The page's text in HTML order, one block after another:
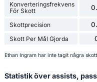
Konverteringsfrekvens
För Skott
Skottprecision
Skott Per Mål Gjorda
Ethan Ingram har inte tagit några
Statistik över assists,